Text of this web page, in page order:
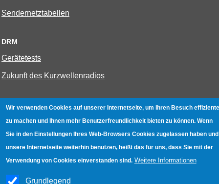
Sendernetztabellen
DRM
Gerätetests
Zukunft des Kurzwellenradios
W-LAN
Bestenliste
Geräte mit Aufnahmefunktion
Gerätetests
Hotspot absichern
Wir verwenden Cookies auf unserer Internetseite, um Ihren Besuch
zu machen und Ihnen mehr Benutzerfreundlichkeit bieten zu können. Wenn
Sie in den Einstellungen Ihres Web-Browsers Cookies zugelassen haben und
unsere Internetseite weiterhin benutzen, heißt das für uns, dass Sie mit der
Verwendung von Cookies einverstanden sind. Weitere Informationen
Grundlegend